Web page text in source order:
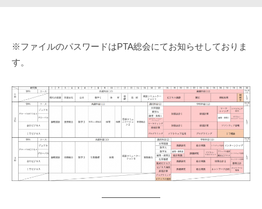
シ
ラ
ス
2026
5
21
日
※ファイルのパスワードはPTA総会にてお知らせしておりま
す。